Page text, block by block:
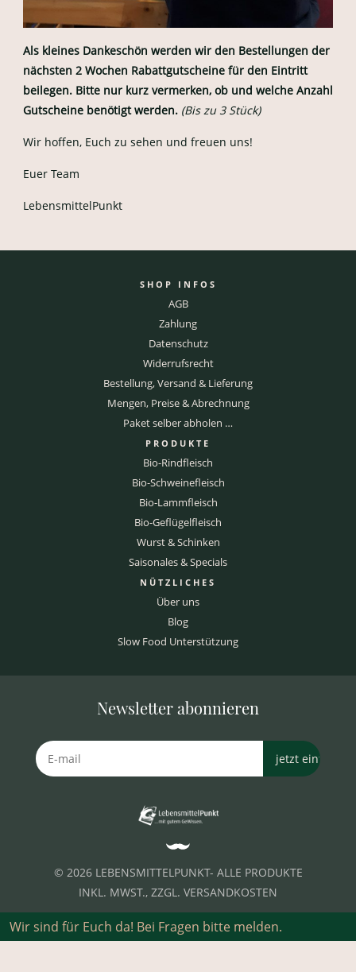
Wir sind für Euch da! Bei Fragen bitte melden.
Als kleines Dankeschön werden wir den Bestellungen der
nächsten 2 Wochen Rabattgutscheine für den Eintritt
beilegen. Bitte nur kurz vermerken, ob und welche Anzahl
Gutscheine benötigt werden.(Bis zu 3 Stück)
Wir hoffen, Euch zu sehen und freuen uns!
Euer Team
LebensmittelPunkt
SHOP INFOS
AGB
Zahlung
Datenschutz
Widerrufsrecht
Bestellung, Versand & Lieferung
Mengen, Preise & Abrechnung
Paket selber abholen …
PRODUKTE
Bio-Rindfleisch
Bio-Schweinefleisch
Bio-Lammfleisch
Bio-Geflügelfleisch
Wurst & Schinken
Saisonales & Specials
NÜTZLICHES
Über uns
Blog
Slow Food Unterstützung
Newsletter abonnieren
© 2026 LEBENSMITTELPUNKT- ALLE PRODUKTE
INKL. MWST., ZZGL. VERSANDKOSTEN
DE-ÖKO-039
IMPRESSUM